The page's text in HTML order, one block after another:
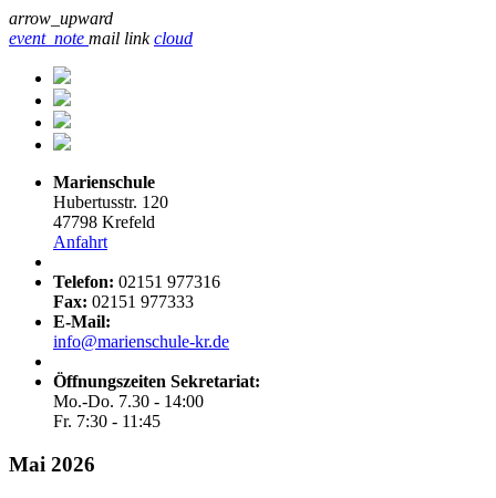
arrow_upward
event_note mail link cloud
Marienschule
Hubertusstr. 120
47798 Krefeld
Anfahrt
Telefon: 02151 977316
Fax: 02151 977333
E-Mail:
info@marienschule-kr.de
Öffnungszeiten Sekretariat:
Mo.-Do. 7.30 - 14:00
Fr. 7:30 - 11:45
Mai 2026